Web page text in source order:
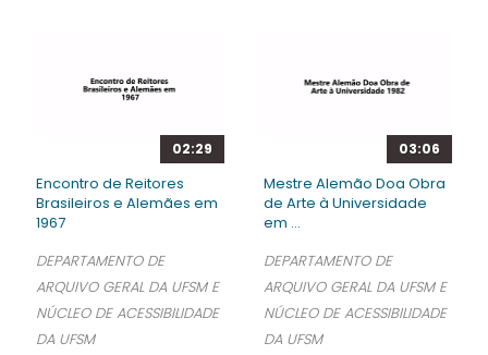
02:29
Encontro de Reitores
Brasileiros e Alemães em
1967
DEPARTAMENTO DE
ARQUIVO GERAL DA UFSM E
NÚCLEO DE ACESSIBILIDADE
DA UFSM
03:06
Mestre Alemão Doa Obra
de Arte à Universidade
em ...
DEPARTAMENTO DE
ARQUIVO GERAL DA UFSM E
NÚCLEO DE ACESSIBILIDADE
DA UFSM